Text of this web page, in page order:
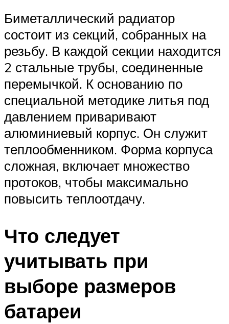
Биметаллический радиатор
состоит из секций, собранных на
резьбу. В каждой секции находится
2 стальные трубы, соединенные
перемычкой. К основанию по
специальной методике литья под
давлением приваривают
алюминиевый корпус. Он служит
теплообменником. Форма корпуса
сложная, включает множество
протоков, чтобы максимально
повысить теплоотдачу.
Что следует
учитывать при
выборе размеров
батареи